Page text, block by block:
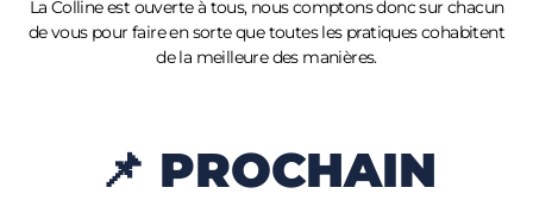
La Colline est ouverte à tous, nous comptons donc sur chacun
de vous pour faire en sorte que toutes les pratiques cohabitent
de la meilleure des manières.
📌 PROCHAIN